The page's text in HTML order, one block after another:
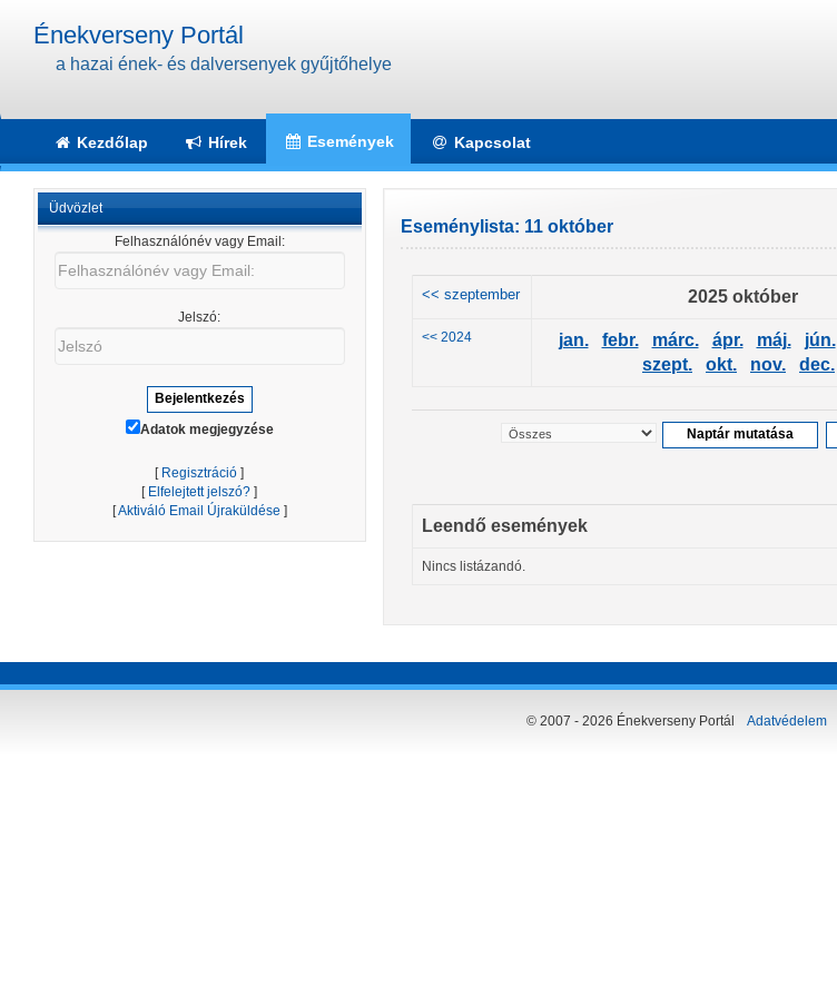
Énekverseny Portál
a hazai ének- és dalversenyek gyűjtőhelye
Kezdőlap Hírek Események Kapcsolat
Üdvözlet
Felhasználónév vagy Email:
vagy
Jelszó:
Adatok megjegyzése
[ Regisztráció ]
[ Elfelejtett jelszó? ]
[Aktiváló Email Újraküldése ]
Eseménylista: 11 október
<< szeptember 2025 október
<< 2024 jan. febr. márc. ápr. máj. jún.
szept.
okt. nov. dec.
Leendő események
Nincs listázandó.
© 2007 - 2026 Énekverseny Portál Adatvédelem